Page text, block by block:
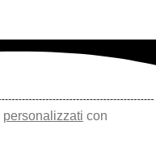
personalizzati con